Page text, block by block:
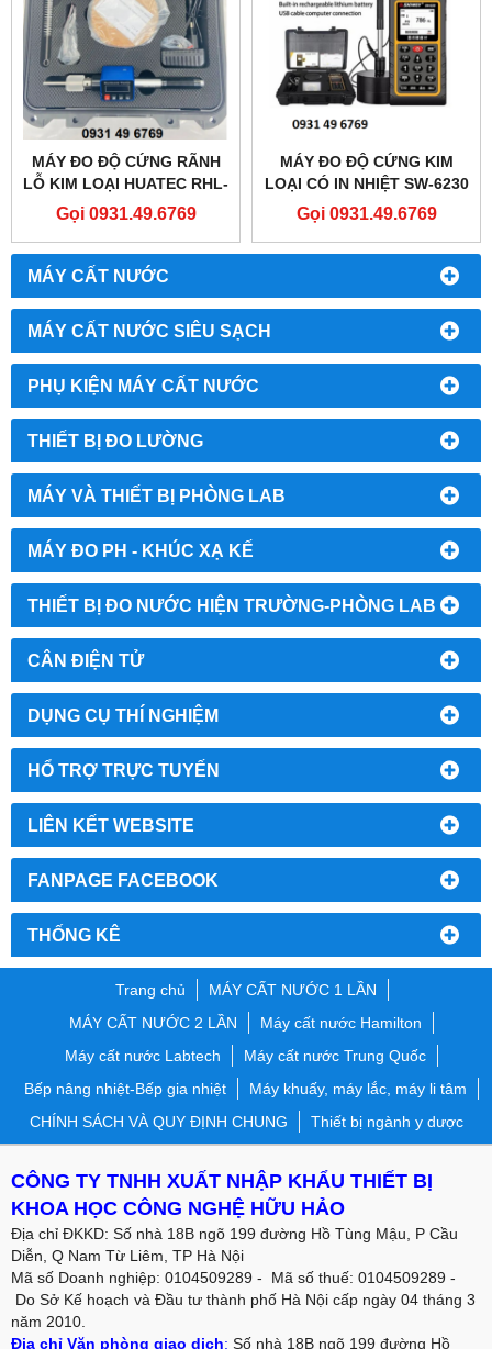
MÁY CẤT NƯỚC
MÁY CẤT NƯỚC SIÊU SẠCH
PHỤ KIỆN MÁY CẤT NƯỚC
THIẾT BỊ ĐO LƯỜNG
MÁY VÀ THIẾT BỊ PHÒNG LAB
MÁY ĐO PH - KHÚC XẠ KẾ
THIẾT BỊ ĐO NƯỚC HIỆN TRƯỜNG-PHÒNG LAB
CÂN ĐIỆN TỬ
DỤNG CỤ THÍ NGHIỆM
HỔ TRỢ TRỰC TUYẾN
LIÊN KẾT WEBSITE
FANPAGE FACEBOOK
THỐNG KÊ
MÁY ĐO ĐỘ CỨNG RÃNH
LỖ KIM LOẠI HUATEC RHL-
110DL
Gọi 0931.49.6769
MÁY ĐO ĐỘ CỨNG KIM
LOẠI CÓ IN NHIỆT SW-6230
SNDWAY
Gọi 0931.49.6769
Trang chủ
MÁY CẤT NƯỚC 1 LẦN
MÁY CẤT NƯỚC 2 LẦN
Máy cất nước Hamilton
Máy cất nước Labtech
Máy cất nước Trung Quốc
Bếp nâng nhiệt-Bếp gia nhiệt
Máy khuấy, máy lắc, máy li tâm
CHÍNH SÁCH VÀ QUY ĐỊNH CHUNG
Thiết bị ngành y dược
CÔNG TY TNHH XUẤT NHẬP KHẨU THIẾT BỊ
KHOA HỌC CÔNG NGHỆ HỮU HẢO
Địa chỉ ĐKKD: Số nhà 18B ngõ 199 đường Hồ Tùng Mậu, P Cầu
Diễn, Q Nam Từ Liêm, TP Hà Nội
Mã số Doanh nghiệp: 0104509289 - Mã số thuế: 0104509289 -
Do Sở Kế hoạch và Đầu tư thành phố Hà Nội cấp ngày 04 tháng 3
năm 2010.
Địa chỉ Văn phòng giao dịch: Số nhà 18B ngõ 199 đường Hồ